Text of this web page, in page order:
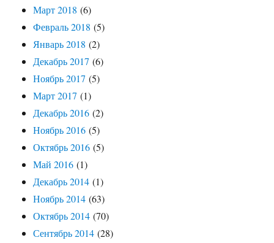
Март 2018 (6)
Февраль 2018 (5)
Январь 2018 (2)
Декабрь 2017 (6)
Ноябрь 2017 (5)
Март 2017 (1)
Декабрь 2016 (2)
Ноябрь 2016 (5)
Октябрь 2016 (5)
Май 2016 (1)
Декабрь 2014 (1)
Ноябрь 2014 (63)
Октябрь 2014 (70)
Сентябрь 2014 (28)